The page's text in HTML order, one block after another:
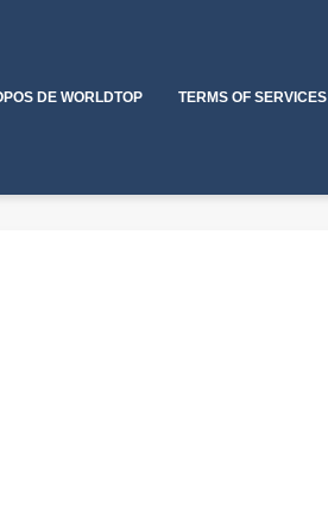
DE WORLDTOP TERMS OF SERVICES